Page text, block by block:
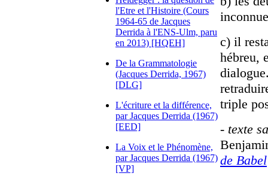
l'Etre et l'Histoire (Cours
1964-65 de Jacques
Derrida à l'ENS-Ulm, paru
en 2013) [HQEH]
De la Grammatologie
(Jacques Derrida, 1967)
[DLG]
L'écriture et la différence,
par Jacques Derrida (1967)
[EED]
La Voix et le Phénomène,
par Jacques Derrida (1967)
[VP]
c) il
hébreu,
triple
- texte
de Babel